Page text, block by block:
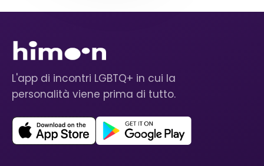
L'app di incontri LGBTQ+ in cui la
personalità viene prima di tutto.